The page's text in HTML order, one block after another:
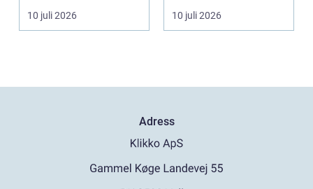
välmående i liv...
10 juli 2026 10 juli 2026
Adress